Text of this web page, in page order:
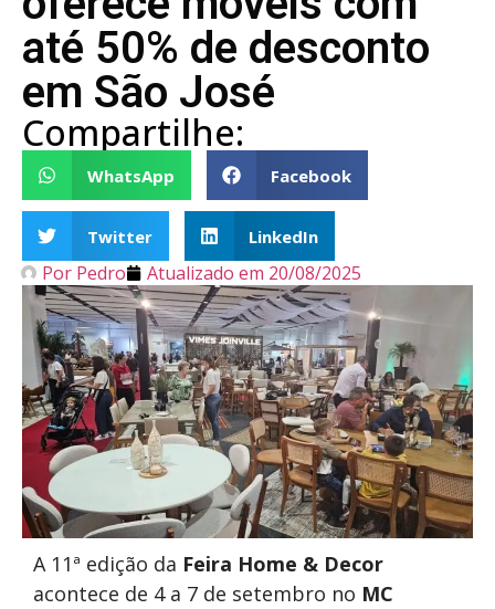
até 50% de desconto
em São José
Compartilhe:
WhatsApp Facebook
Twitter LinkedIn
Por Pedro Atualizado em 20/08/2025
A 11ª edição da Feira Home & Decor
acontece de 4 a 7 de setembro no MC